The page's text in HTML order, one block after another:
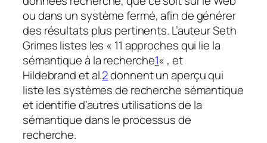
ou dans un système fermé, afin de générer
des résultats plus pertinents. L’auteur Seth
Grimes listes les « 11 approches qui lie la
sémantique à la recherche1« , et
Hildebrand et al.2donnent un aperçu qui
liste les systèmes de recherche sémantique
et identifie d’autres utilisations de la
sémantique dans le processus de
recherche.